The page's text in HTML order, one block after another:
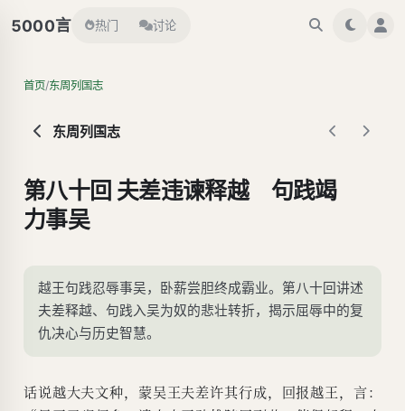
5000言 热门 讨论
首页/东周列国志
东周列国志
第八十回 夫差违谏释越 句践竭
力事吴
越王句践忍辱事吴，卧薪尝胆终成霸业。第八十回讲述
夫差释越、句践入吴为奴的悲壮转折，揭示屈辱中的复
仇决心与历史智慧。
话说越大夫文种，蒙吴王夫差许其行成，回报越王，言：